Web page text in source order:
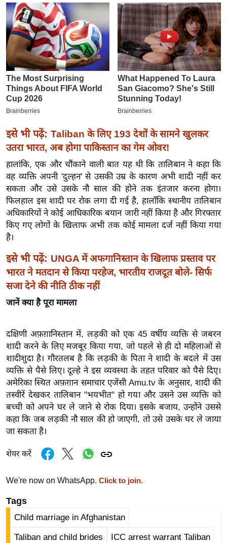
म
ई
-
पे
प
र
मि
सा
बे
सा
ल
श
ख्सि
य
त
यं
ग
इं
या
हि
त्य
ज
ग
त
ऑ
टो
व
न्यू
ब्री
फ
म
इसे भी पढ़ें: Taliban के लिए 193 देशों के सामने खुलकर
उतरा भारत, अब होगा पाकिस्तान का गेम ओवर!
हालांकि, एक और चौंकाने वाली बात यह थी कि तालिबान ने कहा कि
वह व्यक्ति अपनी 'दुल्हन' से उसकी उम्र के कारण अभी शादी नहीं कर
सकता और उसे उसके नौ साल की होने तक इंतजार करना होगा।
फिलहाल इस शादी पर रोक लगा दी गई है, हालाँकि स्थानीय तालिबान
अधिकारियों ने कोई आधिकारिक बयान जारी नहीं किया है और गिरफ्तार
किए गए लोगों के खिलाफ अभी तक कोई मामला दर्ज नहीं किया गया
है।
इसे भी पढ़ें: UNGA में अफगानिस्तान के खिलाफ प्रस्ताव पर
भारत ने मतदान से किया परहेज, भारतीय राजदूत बोले- सिर्फ
सजा देने की नीति ठीक नहीं
जानें क्या है पूरा मामला
दक्षिणी अफ़ग़ानिस्तान में, लड़की को एक 45 वर्षीय व्यक्ति से जबरन
शादी करने के लिए मजबूर किया गया, जो पहले से ही दो महिलाओं से
शादीशुदा है। गौरतलब है कि लड़की के पिता ने शादी के बदले में उस
व्यक्ति से पैसे लिए। दूल्हे ने इस व्यवस्था के तहत परिवार को पैसे दिए।
अमेरिका स्थित अफ़ग़ान समाचार एजेंसी Amu.tv के अनुसार, शादी की
तस्वीरें देखकर तालिबान "भयभीत" हो गया और उसने उस व्यक्ति को
बच्ची को अपने घर ले जाने से रोक दिया। इसके बजाय, उन्होंने उससे
कहा कि जब लड़की नौ साल की हो जाएगी, तो उसे उसके घर ले जाया
जा सकता है।
शेयर करें
We're now on WhatsApp. Click to join.
Tags
Child marriage in Afghanistan
Taliban and child brides ICC arrest warrant Taliban